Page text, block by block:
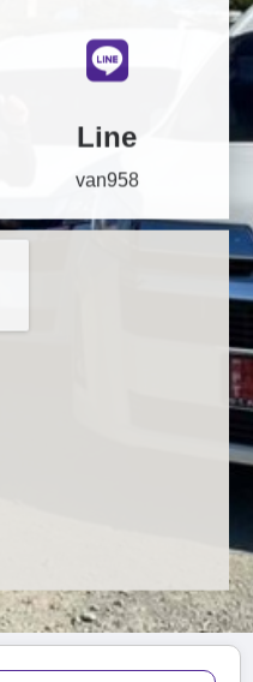
van958